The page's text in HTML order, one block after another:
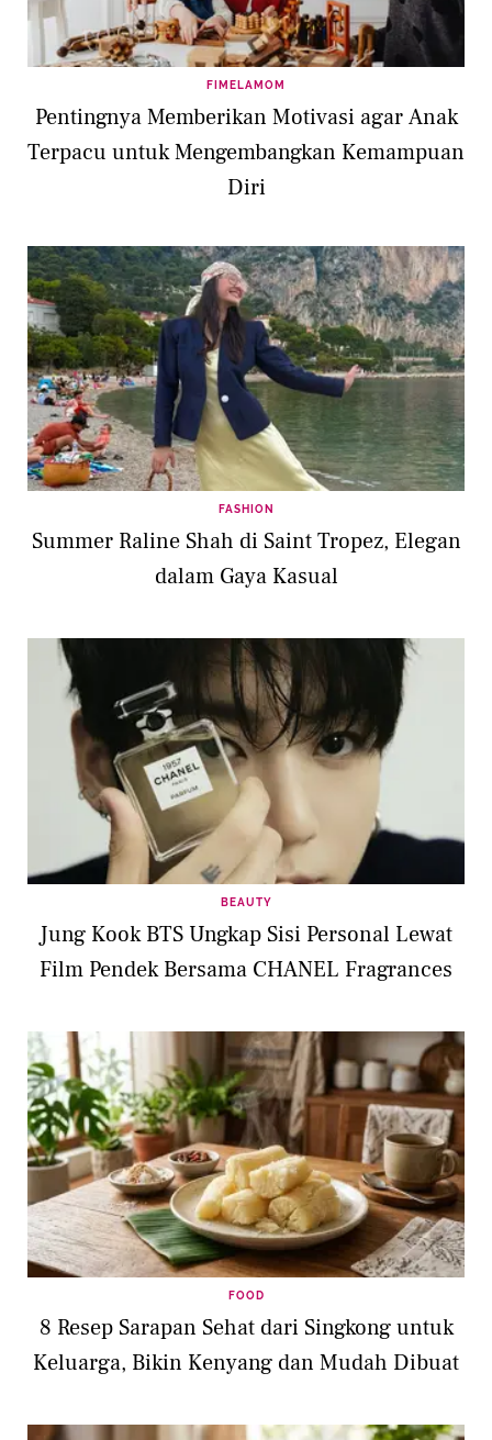
FIMELAMOM
Pentingnya Memberikan Motivasi agar Anak
Terpacu untuk Mengembangkan Kemampuan
Diri
FASHION
Summer Raline Shah di Saint Tropez, Elegan
dalam Gaya Kasual
BEAUTY
Jung Kook BTS Ungkap Sisi Personal Lewat
Film Pendek Bersama CHANEL Fragrances
FOOD
8 Resep Sarapan Sehat dari Singkong untuk
Keluarga, Bikin Kenyang dan Mudah Dibuat